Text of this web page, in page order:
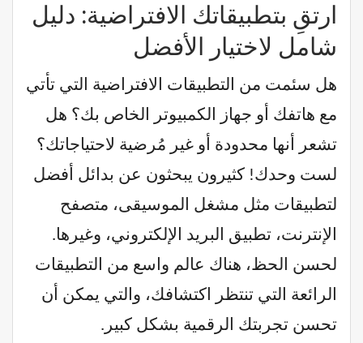
ارتقِ بتطبيقاتك الافتراضية: دليل
شامل لاختيار الأفضل
هل سئمت من التطبيقات الافتراضية التي تأتي
مع هاتفك أو جهاز الكمبيوتر الخاص بك؟ هل
تشعر أنها محدودة أو غير مُرضية لاحتياجاتك؟
لست وحدك! كثيرون يبحثون عن بدائل أفضل
لتطبيقات مثل مشغل الموسيقى، متصفح
الإنترنت، تطبيق البريد الإلكتروني، وغيرها.
لحسن الحظ، هناك عالم واسع من التطبيقات
الرائعة التي تنتظر اكتشافك، والتي يمكن أن
تحسن تجربتك الرقمية بشكل كبير.